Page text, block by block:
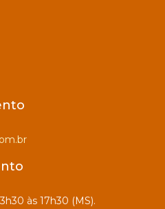
às 17h30 (MS).